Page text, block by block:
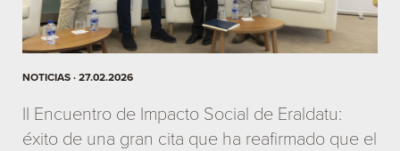
NOTICIAS · 27.02.2026
II Encuentro de Impacto Social de Eraldatu:
éxito de una gran cita que ha reafirmado que el